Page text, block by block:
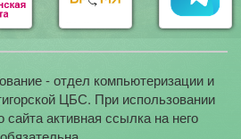
- отдел компьютеризации и
ЦБС. При использовании
сайта активная ссылка на него